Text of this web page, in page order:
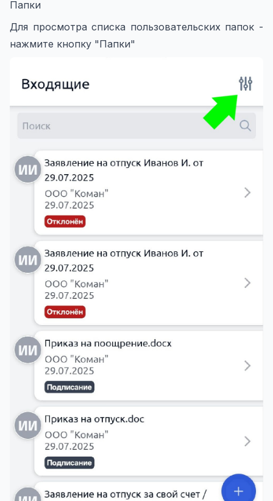
Папки
Для просмотра списка пользовательских папок -
нажмите кнопку "Папки"